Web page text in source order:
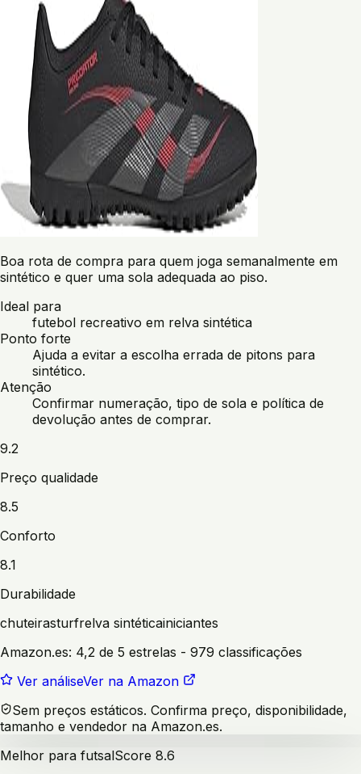
Boa rota de compra para quem joga semanalmente em
sintético e quer uma sola adequada ao piso.
Ideal para
futebol recreativo em relva sintética
Ponto forte
Ajuda a evitar a escolha errada de pitons para
sintético.
Atenção
Confirmar numeração, tipo de sola e política de
devolução antes de comprar.
9.2
Preço qualidade
8.5
Conforto
8.1
Durabilidade
chuteirasturfrelva sintéticainiciantes
Amazon.es: 4,2 de 5 estrelas - 979 classificações
Ver análiseVer na Amazon
Sem preços estáticos. Confirma preço, disponibilidade,
tamanho e vendedor na Amazon.es.
Melhor para futsalScore 8.6